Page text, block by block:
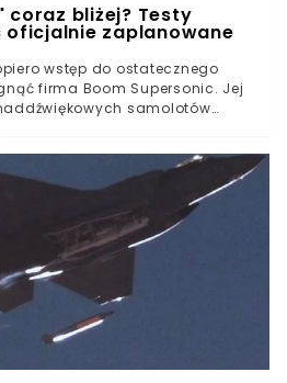
coraz bliżej? Testy
oficjalnie zaplanowane
wstęp do ostatecznego
firma Boom Supersonic. Jej
samolotów
większości ludzi. Brzmi jak